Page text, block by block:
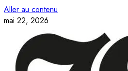
Aller au contenu
mai 22, 2026